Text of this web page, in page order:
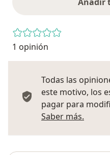
Añadir
1 opinión
Todas las
este motivo, los
pagar para
Saber más.